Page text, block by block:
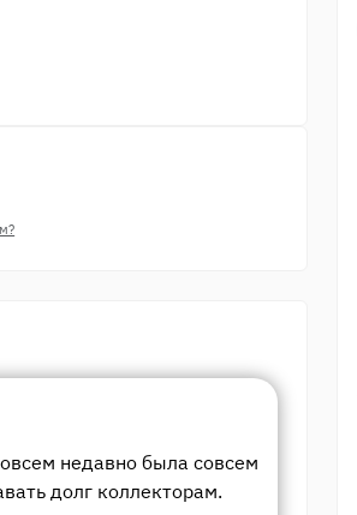
недавно была совсем
долг коллекторам.